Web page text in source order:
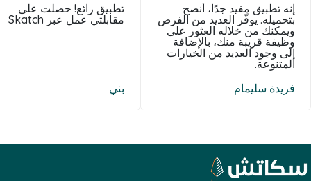
إنه تطبيق مفيد جدًا، أنصح
بتحميله. يوفّر العديد من الفرص
ويمكنك من خلاله العثور على
وظيفة قريبة منك، بالإضافة
إلى وجود العديد من الخيارات
المتنوعة.
فريدة سليمام
تطبيق رائع! حصلت على
مقابلتي عمل عبر Skatch
بني